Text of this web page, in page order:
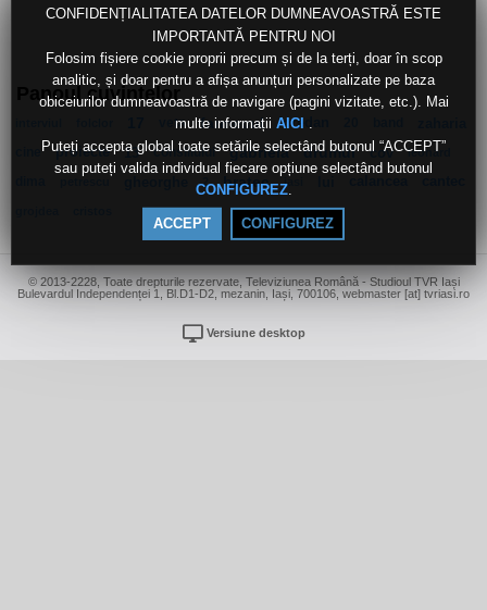
CONFIDENȚIALITATEA DATELOR DUMNEAVOASTRĂ ESTE
IMPORTANTĂ PENTRU NOI
Folosim fișiere cookie proprii precum și de la terți, doar în scop
analitic, și doar pentru a afișa anunțuri personalizate pe baza
obiceiurilor dumneavoastră de navigare (pagini vizitate, etc.). Mai
multe informații AICI .
Puteți accepta global toate setările selectând butonul “ACCEPT”
sau puteți valida individual fiecare opțiune selectând butonul
CONFIGUREZ.
ACCEPT CONFIGUREZ
Panoul cuvintelor
veta farmecul loredan
proiecte 13 consiliului gabriela drumul cov leonard
2 bratec iasi
© 2013-2228, Toate drepturile rezervate, Televiziunea Română - Studioul TVR Iași
Bulevardul Independenței 1, Bl.D1-D2, mezanin, Iași, 700106, webmaster [at] tvriasi.ro
Versiune desktop